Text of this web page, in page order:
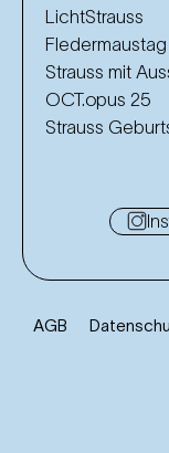
LichtStrauss
Fledermaustag
Strauss mit
OCT.opus 25
Strauss
AGB